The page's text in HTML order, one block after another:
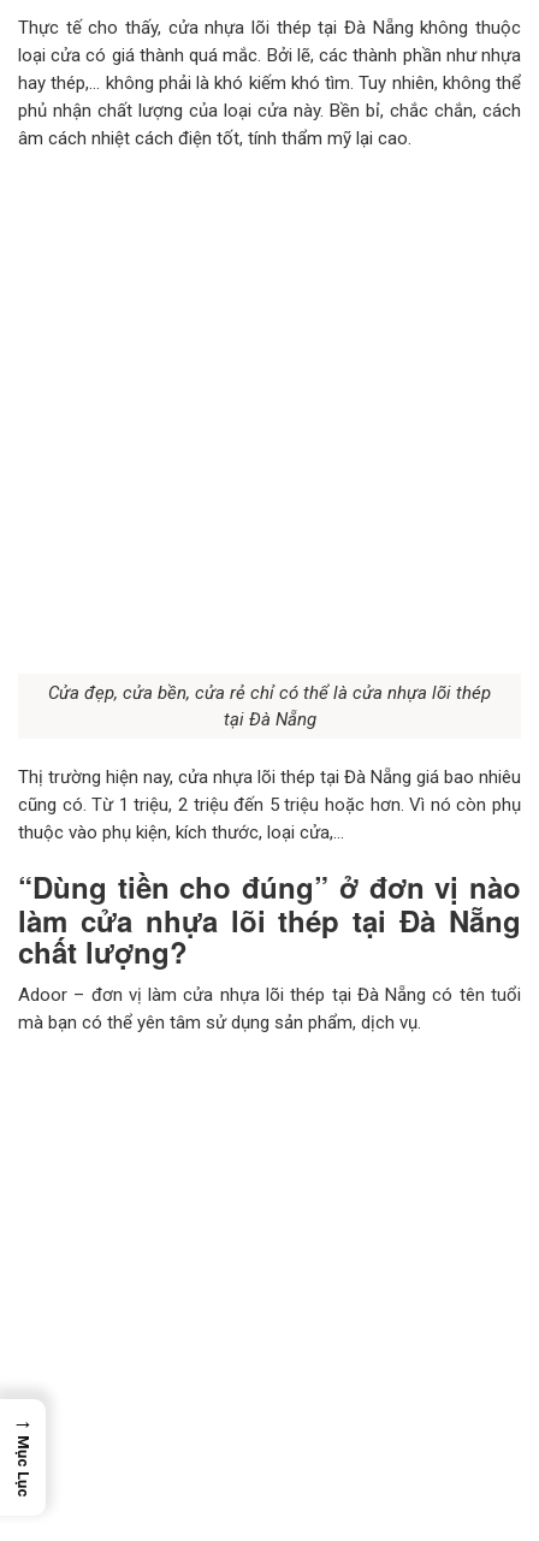
Thực tế cho thấy, cửa nhựa lõi thép tại Đà Nẵng không thuộc
loại cửa có giá thành quá mắc. Bởi lẽ, các thành phần như nhựa
hay thép,… không phải là khó kiếm khó tìm. Tuy nhiên, không thể
phủ nhận chất lượng của loại cửa này. Bền bỉ, chắc chắn, cách
âm cách nhiệt cách điện tốt, tính thẩm mỹ lại cao.
Cửa đẹp, cửa bền, cửa rẻ chỉ có thể là cửa nhựa lõi thép
tại Đà Nẵng
Thị trường hiện nay, cửa nhựa lõi thép tại Đà Nẵng giá bao nhiêu
cũng có. Từ 1 triệu, 2 triệu đến 5 triệu hoặc hơn. Vì nó còn phụ
thuộc vào phụ kiện, kích thước, loại cửa,…
“Dùng tiền cho đúng” ở đơn vị nào
làm cửa nhựa lõi thép tại Đà Nẵng
chất lượng?
Adoor – đơn vị làm cửa nhựa lõi thép tại Đà Nẵng có tên tuổi
mà bạn có thể yên tâm sử dụng sản phẩm, dịch vụ.
→
Mục Lục